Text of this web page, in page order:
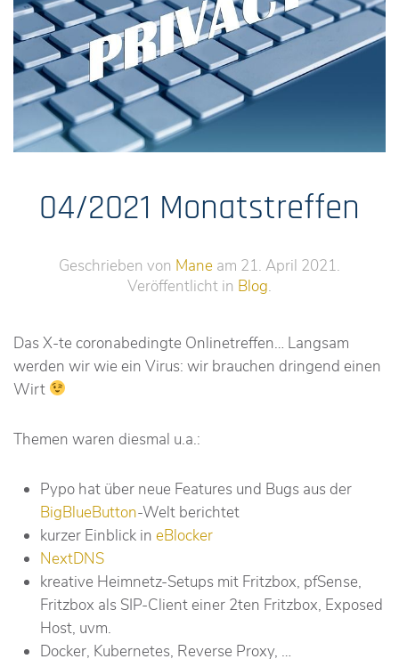
04/2021 Monatstreffen
Geschrieben von Mane am 21. April 2021.
Veröffentlicht in Blog.
Das X-te coronabedingte Onlinetreffen… Langsam
werden wir wie ein Virus: wir brauchen dringend einen
Wirt
Themen waren diesmal u.a.:
Pypo hat über neue Features und Bugs aus der
BigBlueButton-Welt berichtet
kurzer Einblick in eBlocker
NextDNS
kreative Heimnetz-Setups mit Fritzbox, pfSense,
Fritzbox als SIP-Client einer 2ten Fritzbox, Exposed
Host, uvm.
Docker, Kubernetes, Reverse Proxy, …